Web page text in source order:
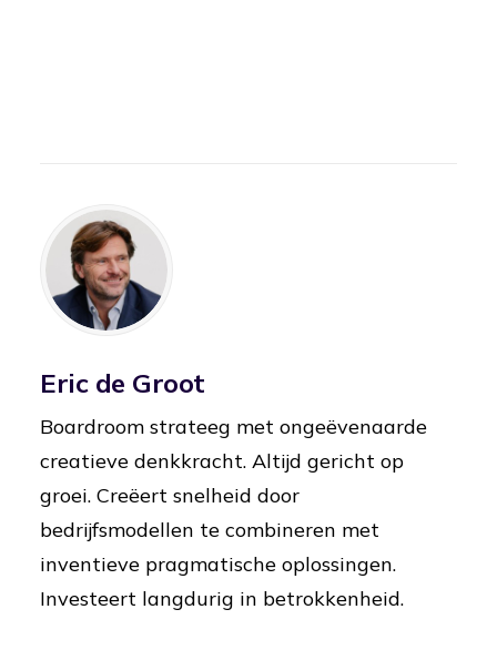
Eric de Groot
Boardroom strateeg met ongeëvenaarde
creatieve denkkracht. Altijd gericht op
groei. Creëert snelheid door
bedrijfsmodellen te combineren met
inventieve pragmatische oplossingen.
Investeert langdurig in betrokkenheid.